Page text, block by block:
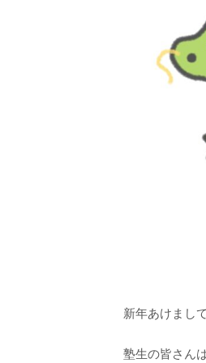
新年あけまし
塾生の皆さん